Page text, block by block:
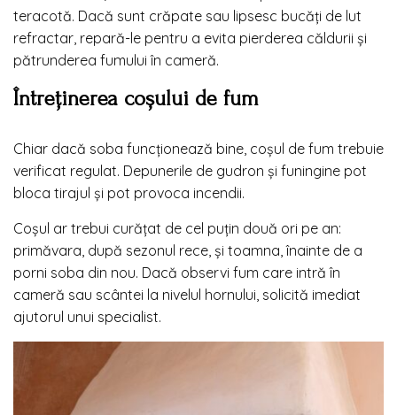
teracotă. Dacă sunt crăpate sau lipsesc bucăți de lut
refractar, repară-le pentru a evita pierderea căldurii și
pătrunderea fumului în cameră.
Întreținerea coșului de fum
Chiar dacă soba funcționează bine, coșul de fum trebuie
verificat regulat. Depunerile de gudron și funingine pot
bloca tirajul și pot provoca incendii.
Coșul ar trebui curățat de cel puțin două ori pe an:
primăvara, după sezonul rece, și toamna, înainte de a
porni soba din nou. Dacă observi fum care intră în
cameră sau scântei la nivelul hornului, solicită imediat
ajutorul unui specialist.